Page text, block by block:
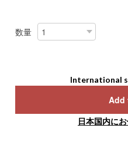
数量
International
Add
日本国内に